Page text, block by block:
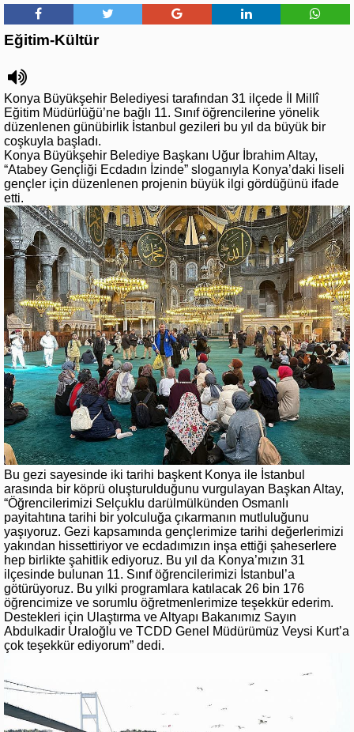
Eğitim-Kültür
Konya Büyükşehir Belediyesi tarafından 31 ilçede İl Millî
Eğitim Müdürlüğü’ne bağlı 11. Sınıf öğrencilerine yönelik
düzenlenen günübirlik İstanbul gezileri bu yıl da büyük bir
coşkuyla başladı.
Konya Büyükşehir Belediye Başkanı Uğur İbrahim Altay,
“Atabey Gençliği Ecdadın İzinde” sloganıyla Konya’daki liseli
gençler için düzenlenen projenin büyük ilgi gördüğünü ifade
etti.
Bu gezi sayesinde iki tarihi başkent Konya ile İstanbul
arasında bir köprü oluşturulduğunu vurgulayan Başkan Altay,
“Öğrencilerimizi Selçuklu darülmülkünden Osmanlı
payitahtına tarihi bir yolculuğa çıkarmanın mutluluğunu
yaşıyoruz. Gezi kapsamında gençlerimize tarihi değerlerimizi
yakından hissettiriyor ve ecdadımızın inşa ettiği şaheserlere
hep birlikte şahitlik ediyoruz. Bu yıl da Konya’mızın 31
ilçesinde bulunan 11. Sınıf öğrencilerimizi İstanbul’a
götürüyoruz. Bu yılki programlara katılacak 26 bin 176
öğrencimize ve sorumlu öğretmenlerimize teşekkür ederim.
Destekleri için Ulaştırma ve Altyapı Bakanımız Sayın
Abdulkadir Uraloğlu ve TCDD Genel Müdürümüz Veysi Kurt’a
çok teşekkür ediyorum” dedi.